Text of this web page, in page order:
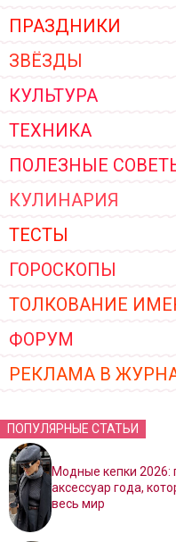
ПРАЗДНИКИ
ЗВЁЗДЫ
КУЛЬТУРА
ТЕХНИКА
ПОЛЕЗНЫЕ
КУЛИНАРИЯ
ТЕСТЫ
ГОРОСКОПЫ
ТОЛКОВАНИЕ
ФОРУМ
РЕКЛАМА В
ПОПУЛЯРНЫЕ СТАТЬИ
Модные кепки 2026:
аксессуар года,
весь мир